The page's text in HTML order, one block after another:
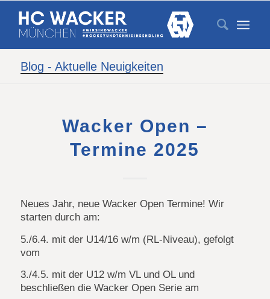
Blog - Aktuelle Neuigkeiten
Wacker Open –
Termine 2025
Neues Jahr, neue Wacker Open Termine! Wir
starten durch am:
5./6.4. mit der U14/16 w/m (RL-Niveau), gefolgt
vom
3./4.5. mit der U12 w/m VL und OL und
beschließen die Wacker Open Serie am